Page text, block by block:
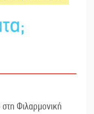
Φιλαρμονική